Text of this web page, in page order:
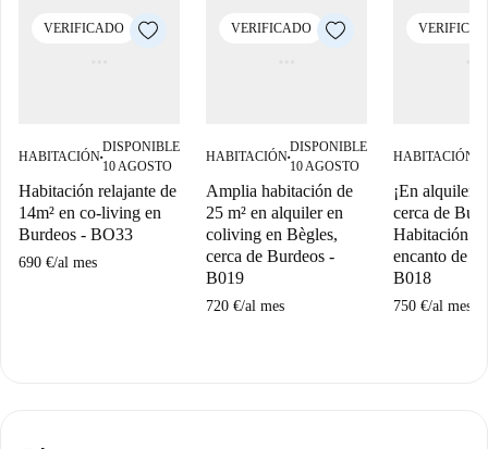
VERIFICADO
HABITACIÓN■
DISPONIBLE
10 AGOSTO
Habitación relajante de
14m² en co-living en
Burdeos - BO33
690 €/al mes
VERIFICADO
HABITACIÓN■
DISPONIBLE
10 AGOSTO
Amplia habitación de
25 m² en alquiler en
coliving en Bègles,
cerca de Burdeos -
B019
720 €/al mes
HABITACIÓN
¡En alquiler
cerca de
Habitación
encanto de
B018
750 €/al mes